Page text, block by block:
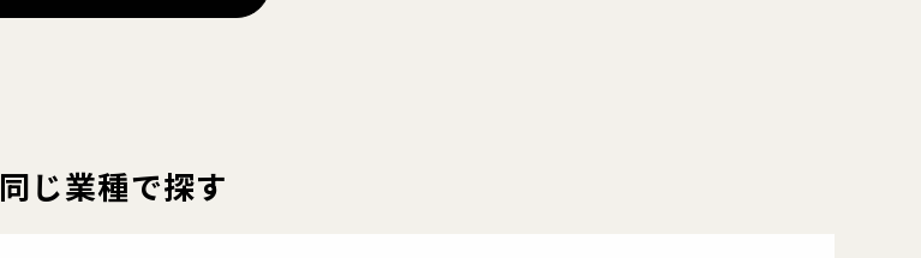
同じ業種で探す